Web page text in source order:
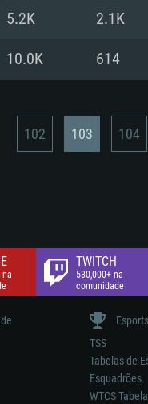
5.2K 2.1K
10.0K 614
102 103 104
na
TWITCH
530,000+ na
comunidade
Esports
TSS
Tabelas de
Esquadrões
WTCS